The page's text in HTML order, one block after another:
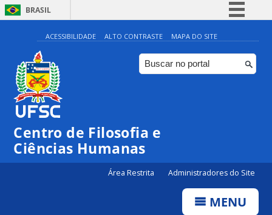
BRASIL
Simplifique!
Comunica BR
Participe
ACESSIBILIDADE ALTO CONTRASTE MAPA DO SITE
Centro de Filosofia e
Ciências Humanas
Área Restrita Administradores do Site
MENU